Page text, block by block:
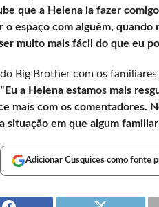
que a Helena ia fazer
espaço com alguém,
muito mais fácil do que eu
Big Brother com os
Eu a Helena estamos mais
mais com os comentadores.
situação em que algum
Adicionar Cusquices como fonte